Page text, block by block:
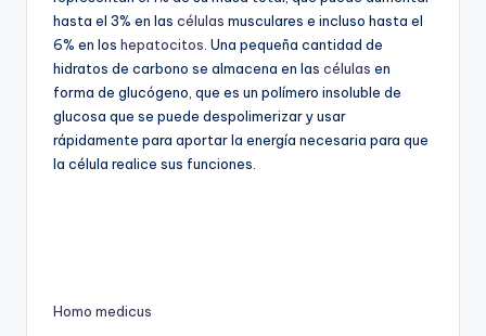
hasta el 3% en las células musculares e incluso hasta el
6% en los hepatocitos. Una pequeña cantidad de
hidratos de carbono se almacena en las células en
forma de glucógeno, que es un polímero insoluble de
glucosa que se puede despolimerizar y usar
rápidamente para aportar la energía necesaria para que
la célula realice sus funciones.
Homo medicus